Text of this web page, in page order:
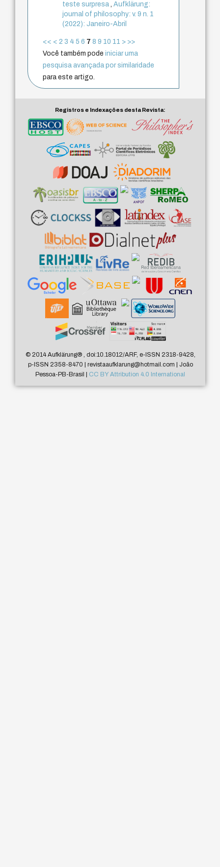
teste surpresa,Aufklärung:
journal of philosophy: v. 9 n. 1
(2022): Janeiro-Abril
<< < 2 3 4 5 6 7 8 9 10 11 > >>
Você também podeiniciar uma
pesquisa avançada por similaridade
para este artigo.
Registros e Indexações desta Revista:
© 2014 Aufklärung®, doi:10.18012/ARF, e-ISSN 2318-9428,
p-ISSN 2358-8470 | revistaaufklarung@hotmail.com | João
Pessoa-PB-Brasil | CC BY Attribution 4.0 International